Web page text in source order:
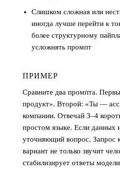
Слишком сложная или
иногда лучше перейти к
более структурному
усложнять промпт
ПРИМЕР
Сравните два промпта.
продукт». Второй: «Ты —
компании. Отвечай 3–4
простом языке. Если данных
уточняющий вопрос. Запрос
вариант не только звучит
стабилизирует ответы